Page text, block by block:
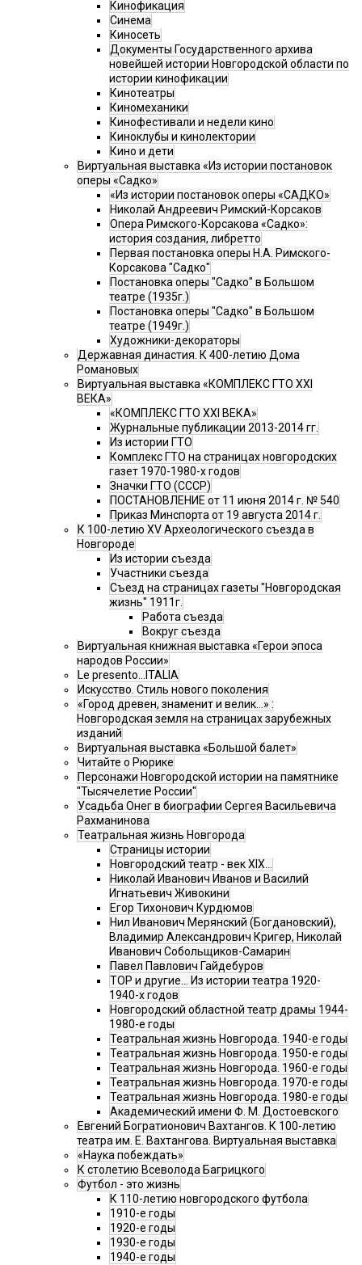
Кинофикация
Синема
Киносеть
Документы Государственного архива
новейшей истории Новгородской области по
истории кинофикации
Кинотеатры
Киномеханики
Кинофестивали и недели кино
Киноклубы и кинолектории
Кино и дети
Виртуальная выставка «Из истории постановок
оперы «Садко»
«Из истории постановок оперы «САДКО»
Николай Андреевич Римский-Корсаков
Опера Римского-Корсакова «Садко»:
история создания, либретто
Первая постановка оперы Н.А. Римского-
Корсакова "Садко"
Постановка оперы "Садко" в Большом
театре (1935г.)
Постановка оперы "Садко" в Большом
театре (1949г.)
Художники-декораторы
Державная династия. К 400-летию Дома
Романовых
Виртуальная выставка «КОМПЛЕКС ГТО XXI
ВЕКА»
«КОМПЛЕКС ГТО XXI ВЕКА»
Журнальные публикации 2013-2014 гг.
Из истории ГТО
Комплекс ГТО на страницах новгородских
газет 1970-1980-х годов
Значки ГТО (СССР)
ПОСТАНОВЛЕНИЕ от 11 июня 2014 г. № 540
Приказ Минспорта от 19 августа 2014 г.
К 100-летию XV Археологического съезда в
Новгороде
Из истории съезда
Участники съезда
Cъезд на страницах газеты "Новгородская
жизнь" 1911г.
Работа съезда
Вокруг съезда
Виртуальная книжная выставка «Герои эпоса
народов России»
Le presento...ITALIA
Искусство. Стиль нового поколения
«Город древен, знаменит и велик…» :
Новгородская земля на страницах зарубежных
изданий
Виртуальная выставка «Большой балет»
Читайте о Рюрике
Персонажи Новгородской истории на памятнике
"Тысячелетие России"
Усадьба Онег в биографии Сергея Васильевича
Рахманинова
Театральная жизнь Новгорода
Страницы истории
Новгородский театр - век XIX…
Николай Иванович Иванов и Василий
Игнатьевич Живокини
Егор Тихонович Курдюмов
Нил Иванович Мерянский (Богдановский),
Владимир Александрович Кригер, Николай
Иванович Собольщиков-Самарин
Павел Павлович Гайдебуров
ТОР и другие… Из истории театра 1920-
1940-х годов
Новгородский областной театр драмы 1944-
1980-е годы
Театральная жизнь Новгорода. 1940-е годы
Театральная жизнь Новгорода. 1950-е годы
Театральная жизнь Новгорода. 1960-е годы
Театральная жизнь Новгорода. 1970-е годы
Театральная жизнь Новгорода. 1980-е годы
Академический имени Ф. М. Достоевского
Евгений Богратионович Вахтангов. К 100-летию
театра им. Е. Вахтангова. Виртуальная выставка
«Наука побеждать»
К столетию Всеволода Багрицкого
Футбол - это жизнь
К 110-летию новгородского футбола
1910-е годы
1920-е годы
1930-е годы
1940-е годы